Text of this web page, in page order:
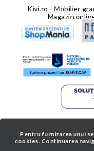
Kivi.ro - Mobilier
Magazin
Pentru furnizarea unui
cookies. Continuarea